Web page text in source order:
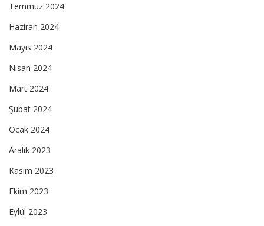
Temmuz 2024
Haziran 2024
Mayıs 2024
Nisan 2024
Mart 2024
Şubat 2024
Ocak 2024
Aralık 2023
Kasım 2023
Ekim 2023
Eylül 2023